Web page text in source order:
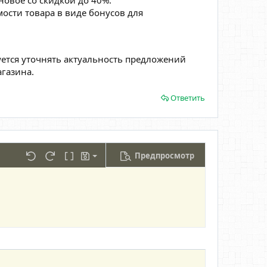
товара в виде бонусов для
уточнять актуальность предложений
Ответить
Отменить
Повторить
Переключить режим работы редактора
Черновики
черновик
Предпросмотр